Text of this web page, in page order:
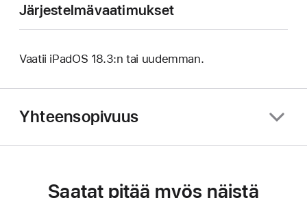
Järjestelmävaatimukset
Vaatii iPadOS 18.3:n tai uudemman.
Yhteensopivuus
Saatat pitää myös näistä